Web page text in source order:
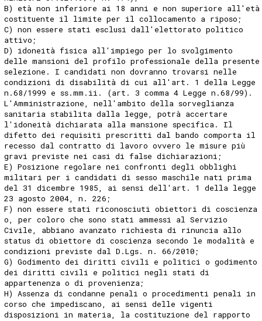
B) età non inferiore ai 18 anni e non superiore all'età
costituente il limite per il collocamento a riposo;
C) non essere stati esclusi dall'elettorato politico
attivo;
D) idoneità fisica all'impiego per lo svolgimento
delle mansioni del profilo professionale della presente
selezione. I candidati non dovranno trovarsi nelle
condizioni di disabilità di cui all'art. 1 della Legge
n.68/1999 e ss.mm.ii. (art. 3 comma 4 Legge n.68/99).
L'Amministrazione, nell'ambito della sorveglianza
sanitaria stabilita dalla legge, potrà accertare
l'idoneità dichiarata alla mansione specifica. Il
difetto dei requisiti prescritti dal bando comporta il
recesso dal contratto di lavoro ovvero le misure più
gravi previste nei casi di false dichiarazioni;
E) Posizione regolare nei confronti degli obblighi
militari per i candidati di sesso maschile nati prima
del 31 dicembre 1985, ai sensi dell'art. 1 della legge
23 agosto 2004, n. 226;
F) non essere stati riconosciuti obiettori di coscienza
o, per coloro che sono stati ammessi al Servizio
Civile, abbiano avanzato richiesta di rinuncia allo
status di obiettore di coscienza secondo le modalità e
condizioni previste dal D.Lgs. n. 66/2010;
G) Godimento dei diritti civili e politici o godimento
dei diritti civili e politici negli stati di
appartenenza o di provenienza;
H) Assenza di condanne penali o procedimenti penali in
corso che impediscano, ai sensi delle vigenti
disposizioni in materia, la costituzione del rapporto